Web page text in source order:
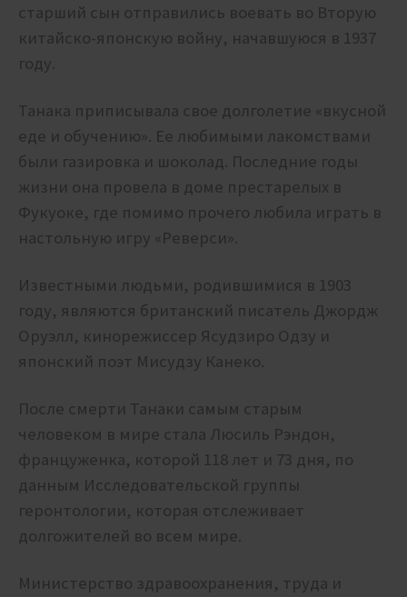
старший сын отправились воевать во Вторую
китайско-японскую войну, начавшуюся в 1937
году.
Танака приписывала свое долголетие «вкусной
еде и обучению». Ее любимыми лакомствами
были газировка и шоколад. Последние годы
жизни она провела в доме престарелых в
Фукуоке, где помимо прочего любила играть в
настольную игру «Реверси».
Известными людьми, родившимися в 1903
году, являются британский писатель Джордж
Оруэлл, кинорежиссер Ясудзиро Одзу и
японский поэт Мисудзу Канеко.
После смерти Танаки самым старым
человеком в мире стала Люсиль Рэндон,
француженка, которой 118 лет и 73 дня, по
данным Исследовательской группы
геронтологии, которая отслеживает
долгожителей во всем мире.
Министерство здравоохранения, труда и